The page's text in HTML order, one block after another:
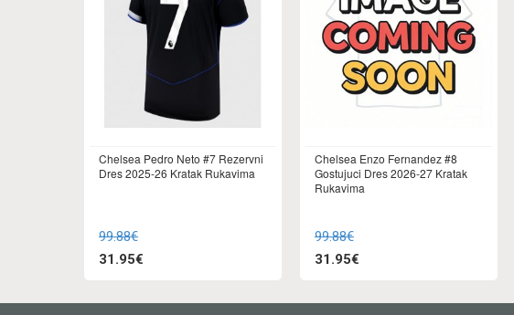
Chelsea Pedro Neto #7 Rezervni
Dres 2025-26 Kratak Rukavima
99.88€
31.95€
Chelsea Enzo Fernandez #8
Gostujuci Dres 2026-27 Kratak
Rukavima
99.88€
31.95€